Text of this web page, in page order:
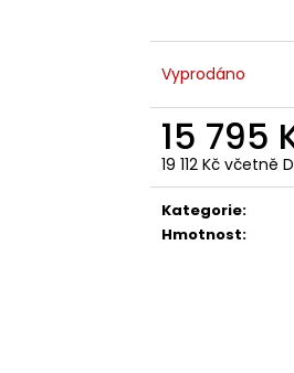
Vyprodáno
15 795
19 112 Kč včetně
Měrná
cena:
Kategorie:
Hmotnost:
NA DŘEVO HARVIA